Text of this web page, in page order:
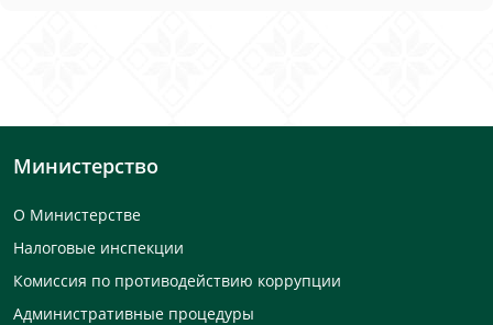
Министерство
О Министерстве
Налоговые инспекции
Комиссия по противодействию коррупции
Административные процедуры